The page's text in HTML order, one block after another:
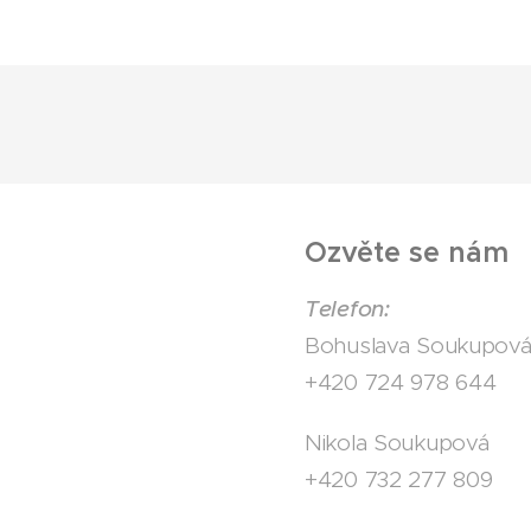
Ozvěte se nám
Telefon:
Bohuslava
+420 724 978 644
Nikola Soukupová
+420 732 277 809